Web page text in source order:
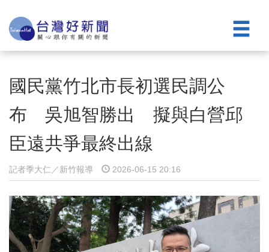
國民黨竹北市長初選民調公
布 吳旭智勝出 擬與白營邱
臣遠共爭最終出線
記者季大仁／新竹報導 2026-06-15 20:16